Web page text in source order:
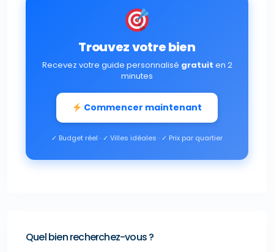
Trouvez votre bien
Recevez votre guide personnalisé gratuit en 2
minutes
Commencer maintenant
✓ Budget réel · ✓ Villes idéales · ✓ Prix par quartier
Quel bien recherchez-vous ?